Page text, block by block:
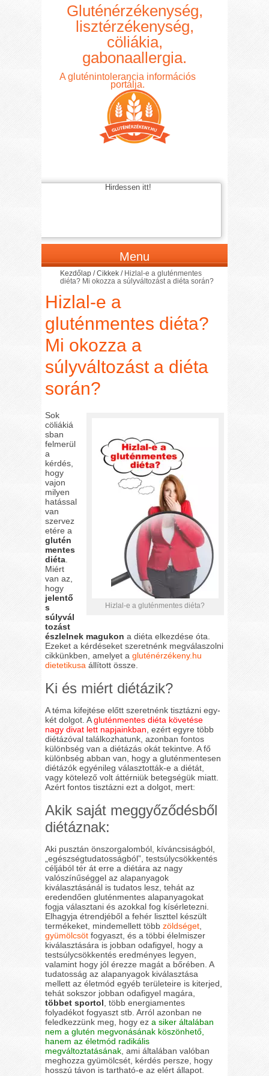
Gluténérzékenység,
lisztérzékenység,
cöliákia,
gabonaallergia.
A gluténintolerancia információs
portálja.
Hirdessen itt!
Menu
Kezdőlap /Cikkek / Hizlal-e a gluténmentes
diéta? Mi okozza a súlyváltozást a diéta során?
Hizlal-e a
gluténmentes diéta?
Mi okozza a
súlyváltozást a diéta
során?
Hizlal-e a gluténmentes diéta?
Sok
cöliákiá
sban
felmerül
a
kérdés,
hogy
vajon
milyen
hatással
van
szervez
etére a
glutén
mentes
diéta
Miért
van az,
hogy
jelentő
s
súlyvál
tozást
észlelnek magukon a diéta elkezdése óta.
Ezeket a kérdéseket szeretnénk megválaszolni
cikkünkben, amelyet agluténérzékeny.hu
dietetikusa állított össze.
Ki és miért diétázik?
A téma kifejtése előtt szeretnénk tisztázni egy-
két dolgot. Agluténmentes diéta követése
nagy divat lett napjainkban , ezért egyre több
diétázóval találkozhatunk, azonban fontos
különbség van a diétázás okát tekintve. A fő
különbség abban van, hogy a gluténmentesen
diétázók egyénileg választották-e a diétát,
vagy kötelező volt áttérniük betegségük miatt.
Azért fontos tisztázni ezt a dolgot, mert:
Akik saját meggyőződésből
diétáznak:
Aki pusztán önszorgalomból, kíváncsiságból,
„egészségtudatosságból”, testsúlycsökkentés
céljából tér át erre a diétára az nagy
valószínűséggel az alapanyagok
kiválasztásánál is tudatos lesz, tehát az
eredendően gluténmentes alapanyagokat
fogja választani és azokkal fog kísérletezni.
Elhagyja étrendjéből a fehér liszttel készült
termékeket, mindemellett többzöldséget,
gyümölcsöt fogyaszt, és a többi élelmiszer
kiválasztására is jobban odafigyel, hogy a
testsúlycsökkentés eredményes legyen,
valamint hogy jól érezze magát a bőrében. A
tudatosság az alapanyagok kiválasztása
mellett az életmód egyéb területeire is kiterjed,
tehát sokszor jobban odafigyel magára,
többet sportol, több energiamentes
folyadékot fogyaszt stb. Arról azonban ne
feledkezzünk meg, hogy eza siker általában
nem a glutén megvonásának köszönhető,
hanem az életmód radikális
megváltoztatásának, ami általában valóban
meghozza gyümölcsét, kérdés persze, hogy
hosszú távon is tartható-e az elért állapot.